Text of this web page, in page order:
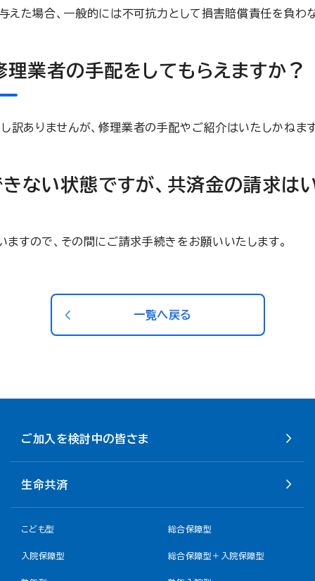
えた場合、一般的には不可抗力として損害賠償責任を負わ
理業者の手配をしてもらえますか？
訳ありませんが、修理業者の手配やご紹介はいたしかねま
ない状態ですが、共済金の請求は
ますので、その間にご請求手続きをお願いいたします。
一覧へ戻る
ご加入を検討中の皆さま
生命共済
こども型 総合保障型
入院保障型 総合保障型＋入院保障型